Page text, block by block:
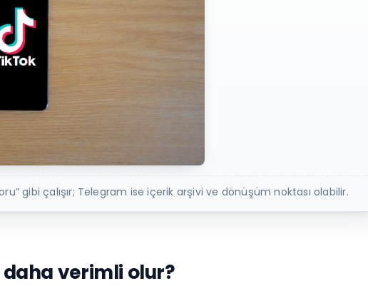
gibi çalışır; Telegram ise içerik arşivi ve dönüşüm noktası olabilir.
verimli olur?